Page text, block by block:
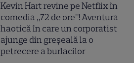
Kevin Hart revine pe Netflix în
comedia „72 de ore”! Aventura
haotică în care un corporatist
ajunge din greșeală la o
petrecere a burlacilor